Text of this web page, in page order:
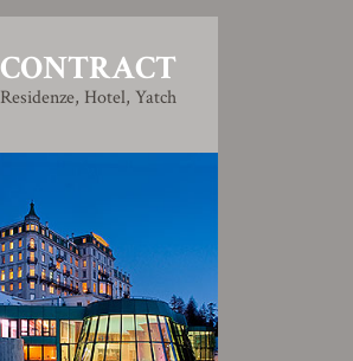
CONTRACT
Residenze, Hotel, Yatch